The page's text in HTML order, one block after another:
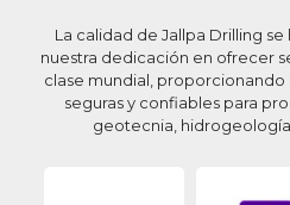
La calidad de Jallpa Drilling
nuestra dedicación en ofrecer
clase mundial,
seguras y confiables para
geotecnia,